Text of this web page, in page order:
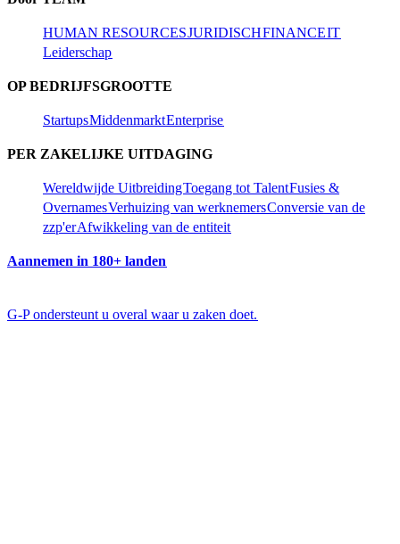
HUMAN RESOURCES​​JURIDISCH​​FINANCE​​IT​​
Leiderschap​​
OP BEDRIJFSGROOTTE​​
Startups​​Middenmarkt​​Enterprise​​
PER ZAKELIJKE UITDAGING​​
Wereldwijde Uitbreiding​​Toegang tot Talent​​Fusies &
Overnames​​Verhuizing van werknemers​​Conversie van de
zzp'er​​Afwikkeling van de entiteit​​
Aannemen in 180+ landen​​
G-P ondersteunt u overal waar u zaken doet.​​